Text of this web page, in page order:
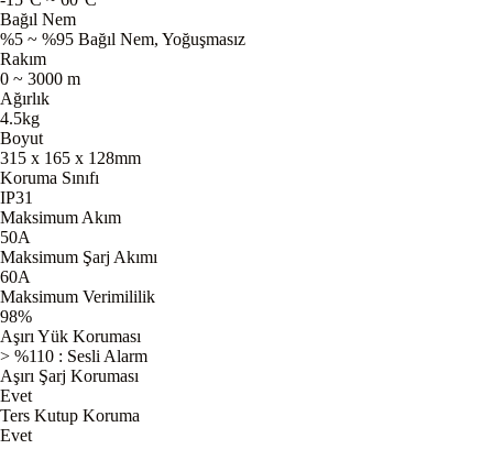
Bağıl Nem
%5 ~ %95 Bağıl Nem, Yoğuşmasız
Rakım
0 ~ 3000 m
Ağırlık
4.5kg
Boyut
315 x 165 x 128mm
Koruma Sınıfı
IP31
Maksimum Akım
50A
Maksimum Şarj Akımı
60A
Maksimum Verimililik
98%
Aşırı Yük Koruması
> %110 : Sesli Alarm
Aşırı Şarj Koruması
Evet
Ters Kutup Koruma
Evet